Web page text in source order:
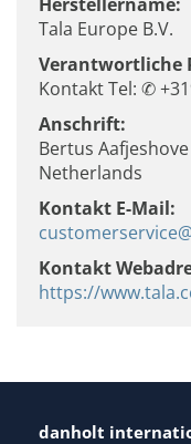
Tala Europe B.V.
Verantwortliche
Kontakt Tel: ✆
Anschrift:
Bertus
Netherlands
Kontakt E-Mail:
Kontakt
https://
danholt